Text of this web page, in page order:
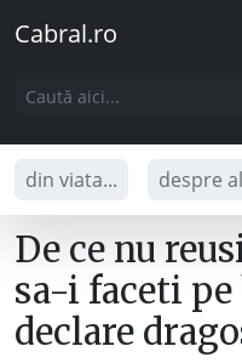
Cabral.ro
din viata... despre
De ce nu
sa-i faceti pe
declare